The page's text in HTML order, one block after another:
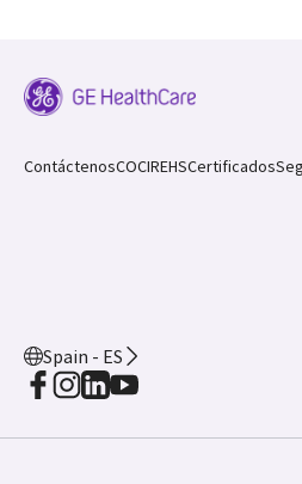
ContáctenosCOCIREHSCertificados
Spain - ES